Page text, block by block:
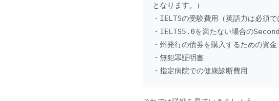
となります。）
・IELTSの受験費用（英語力は必須で
・IELTS5.0を満たない場合の
・州発行の債券を購入するための資金
・無犯罪証明書
・指定病院での健康診断費用